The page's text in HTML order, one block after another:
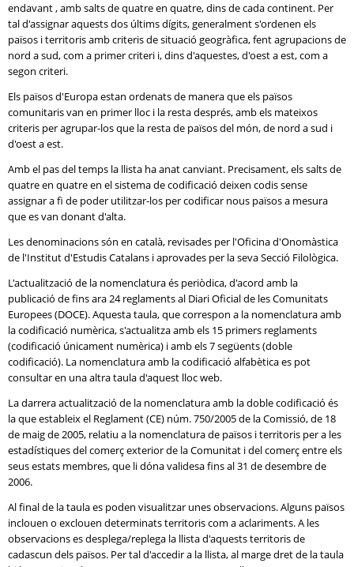
endavant , amb salts de quatre en quatre, dins de cada continent. Per
tal d'assignar aquests dos últims dígits, generalment s'ordenen els
països i territoris amb criteris de situació geogràfica, fent agrupacions de
nord a sud, com a primer criteri i, dins d'aquestes, d'oest a est, com a
segon criteri.
Els països d'Europa estan ordenats de manera que els països
comunitaris van en primer lloc i la resta després, amb els mateixos
criteris per agrupar-los que la resta de països del món, de nord a sud i
d'oest a est.
Amb el pas del temps la llista ha anat canviant. Precisament, els salts de
quatre en quatre en el sistema de codificació deixen codis sense
assignar a fi de poder utilitzar-los per codificar nous països a mesura
que es van donant d'alta.
Les denominacions són en català, revisades per l'Oficina d'Onomàstica
de l'Institut d'Estudis Catalans i aprovades per la seva Secció Filològica.
L'actualització de la nomenclatura és periòdica, d'acord amb la
publicació de fins ara 24 reglaments al Diari Oficial de les Comunitats
Europees (DOCE). Aquesta taula, que correspon a la nomenclatura amb
la codificació numèrica, s'actualitza amb els 15 primers reglaments
(codificació únicament numèrica) i amb els 7 següents (doble
codificació). La nomenclatura amb la codificació alfabètica es pot
consultar en una altra taula d'aquest lloc web.
La darrera actualització de la nomenclatura amb la doble codificació és
la que estableix el Reglament (CE) núm. 750/2005 de la Comissió, de 18
de maig de 2005, relatiu a la nomenclatura de països i territoris per a les
estadístiques del comerç exterior de la Comunitat i del comerç entre els
seus estats membres, que li dóna validesa fins al 31 de desembre de
2006.
Al final de la taula es poden visualitzar unes observacions. Alguns països
inclouen o exclouen determinats territoris com a aclariments. A les
observacions es desplega/replega la llista d'aquests territoris de
cadascun dels països. Per tal d'accedir a la llista, al marge dret de la taula